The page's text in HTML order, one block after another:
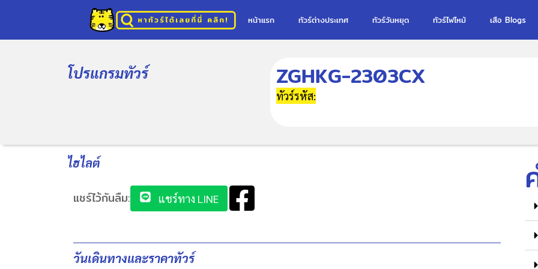
หน้าแรก ทัวร์ต่างประเทศ ทัวร์วันหยุด ทัวร์ไฟไหม้ เสือ Blogs
โปรแกรมทัวร์ ZGHKG-2303CX
ทัวร์รหัส:
ไฮไลต์
แชร์ไว้กันลืม: แชร์ทาง LINE
วันเดินทางและราคาทัวร์